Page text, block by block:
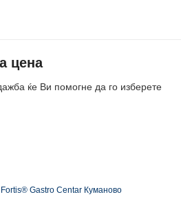
цена
ќе Ви помогне да го изберете
Fortis® Gastro Centar Куманово